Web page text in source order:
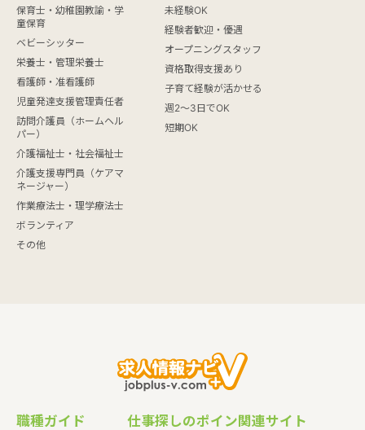
保育士・幼稚園教諭・学
童保育
ベビーシッター
栄養士・管理栄養士
看護師・准看護師
児童発達支援管理責任者
訪問介護員（ホームヘル
パー）
介護福祉士・社会福祉士
介護支援専門員（ケアマ
ネージャー）
作業療法士・理学療法士
ボランティア
その他
未経験OK
経験者歓迎・優遇
オープニングスタッフ
資格取得支援あり
子育て経験が活かせる
週2～3日でOK
短期OK
職種ガイド
仕事探しのポイン関連サイト